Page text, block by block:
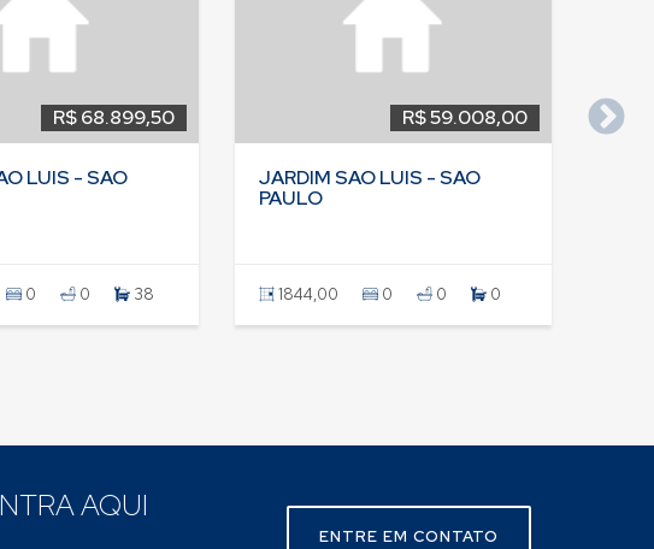
R$ 68.899,50
LUIS - SAO
0 0 38
R$ 59.008,00
JARDIM SAO LUIS - SAO
PAULO
1844,00 0 0 0
AQUI
ENTRE EM CONTATO